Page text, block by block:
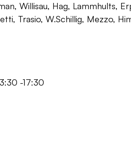
Willisau, Hag, Lammhults,
Trasio, W.Schillig, Mezzo,
17:30